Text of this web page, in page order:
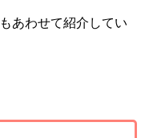
もあわせて紹介してい